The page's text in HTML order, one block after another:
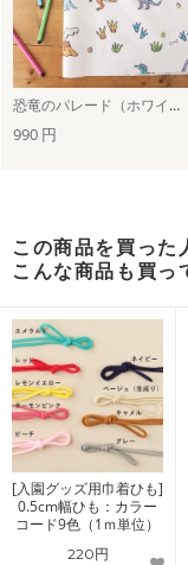
恐竜のパレード（ホワイト）
990 円
この商品を買った
こんな商品も買っ
[入園グッズ用巾着ひも]
0.5cm幅ひも：カラー
コード9色（1ｍ単位）
220円